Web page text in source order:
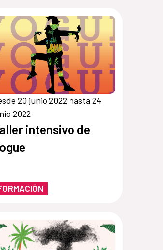
20 junio 2022 hasta 24
2022
intensivo de